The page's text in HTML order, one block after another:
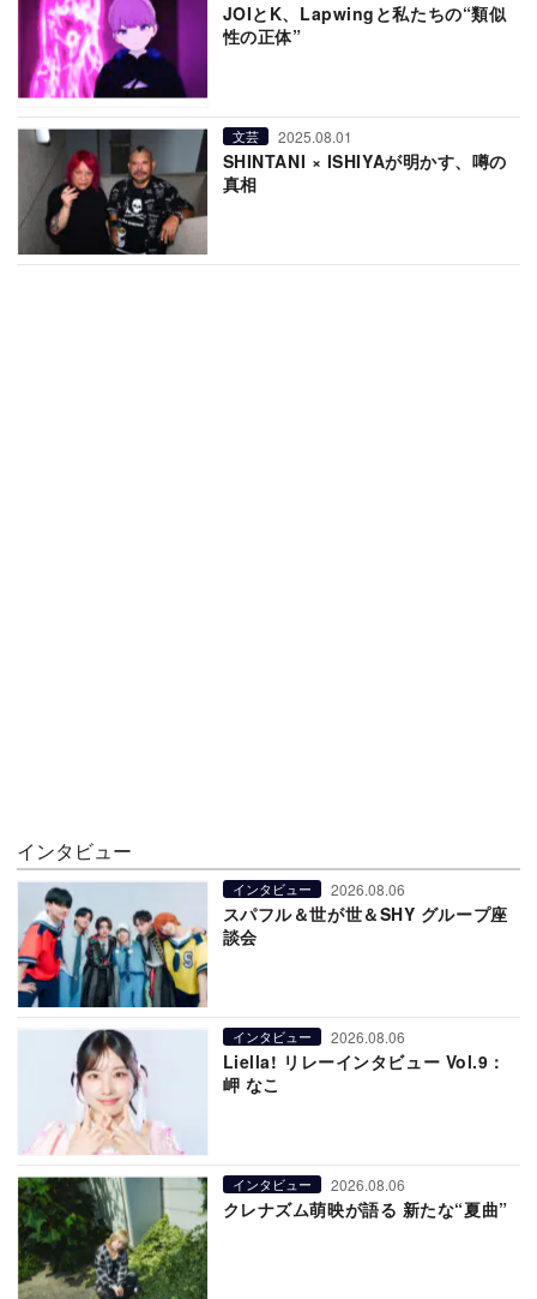
JOIとK、Lapwingと私たちの“類似
性の正体”
文芸 2025.08.01
SHINTANI × ISHIYAが明かす、噂の
真相
インタビュー
インタビュー 2026.08.06
スパフル＆世が世＆SHY グループ座
談会
インタビュー 2026.08.06
Liella! リレーインタビュー Vol.9：
岬 なこ
インタビュー 2026.08.06
クレナズム萌映が語る 新たな“夏曲”